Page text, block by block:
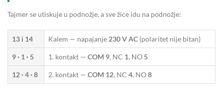
Tajmer se utiskuje u podnožje, a sve žice idu na podnožje:
13 i 14 Kalem — napajanje 230 V AC (polaritet nije bitan)
9 · 1 · 5 1. kontakt — COM 9, NC 1, NO 5
12 · 4 · 8 2. kontakt — COM 12, NC 4, NO8